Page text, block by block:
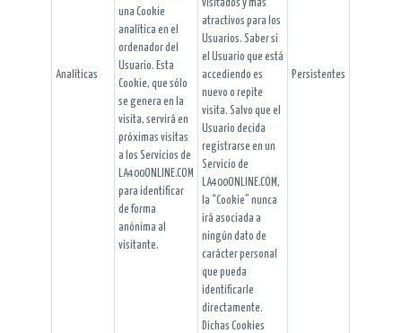
Analíticas
una Cookie
analítica en el
ordenador del
Usuario. Esta
Cookie, que sólo
se genera en la
visita, servirá en
próximas visitas
a los Servicios de
LA400ONLINE.COM
para identificar
de forma
anónima al
visitante.
visitados y más
atractivos para los
Usuarios. Saber si
el Usuario que está
accediendo es
nuevo o repite
visita. Salvo que el
Usuario decida
registrarse en un
Servicio de
LA400ONLINE.COM,
la “Cookie” nunca
irá asociada a
ningún dato de
carácter personal
que pueda
identificarle
directamente.
Dichas Cookies
Persistentes